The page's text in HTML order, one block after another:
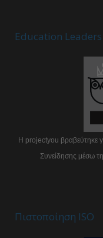
Education Leaders
Η projectyou βραβεύτηκε
Συνείδησης μέσω
Πιστοποίηση ISO